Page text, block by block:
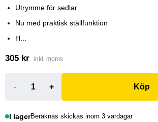
Utrymme för sedlar
Nu med praktisk ställfunktion
H...
305 kr inkl. moms
- + Köp
I lagerBeräknas skickas inom 3 vardagar